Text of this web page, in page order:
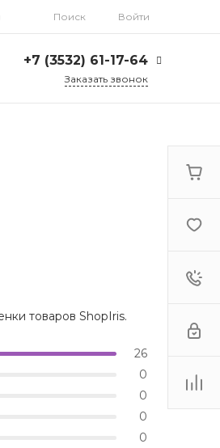
Поиск Войти
+7 (3532) 61-17-64
+7 (922) 841-83-98
Заказать звонок
товаров ShopIris.
26
0
0
0
0